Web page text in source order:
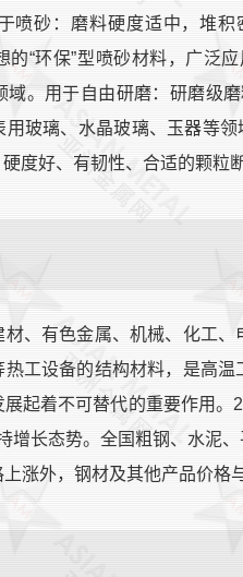
喷砂：磨料硬度适中，堆
“环保”型喷砂材料，广泛
域。用于自由研磨：研磨级
玻璃、水晶玻璃、玉器等
度好、有韧性、合适的颗
、有色金属、机械、化工
工设备的结构材料，是高
起着不可替代的重要作用
增长态势。全国粗钢、水泥
涨外，钢材及其他产品价格